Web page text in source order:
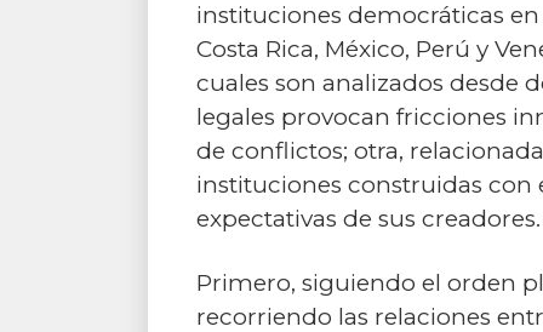
instituciones democráticas
Costa Rica, México, Perú y
cuales son analizados desde
legales provocan fricciones
de conflictos; otra,
instituciones construidas
expectativas de sus creadores.
Primero, siguiendo el orden
recorriendo las relaciones